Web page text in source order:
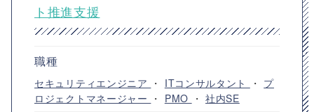
ト推進支援
職種
セキュリティエンジニア ・ ITコンサルタント ・ プ
ロジェクトマネージャー ・ PMO ・社内SE